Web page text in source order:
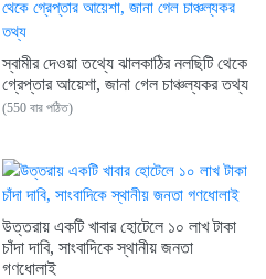
স্বামীর দেওয়া তথ্যে ঝালকাঠির নলছিটি থেকে
গ্রেপ্তার আয়েশা, জানা গেল চাঞ্চল্যকর তথ্য
(550 বার পঠিত)
উত্তরায় একটি খাবার হোটেলে ১০ লাখ টাকা
চাঁদা দাবি, সাংবাদিকে স্থানীয় জনতা
গণধোলাই